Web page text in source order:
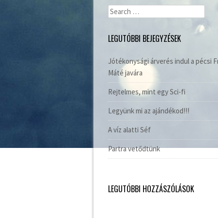
Search
LEGUTÓBBI BEJEGYZÉSEK
Jótékonysági árverés indul a pécsi
Máté javára
Rejtelmes, mint egy Sci-fi
Legyünk mi az ajándékod!!!
A víz alatti Séf
Partra vetődtünk
LEGUTÓBBI HOZZÁSZÓLÁSOK